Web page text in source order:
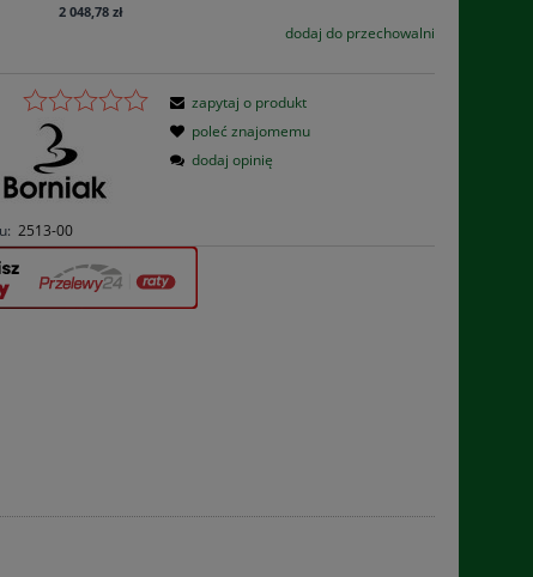
2 048,78 zł
dodaj do przechowalni
2513-00
zapytaj o produkt
poleć znajomemu
dodaj opinię